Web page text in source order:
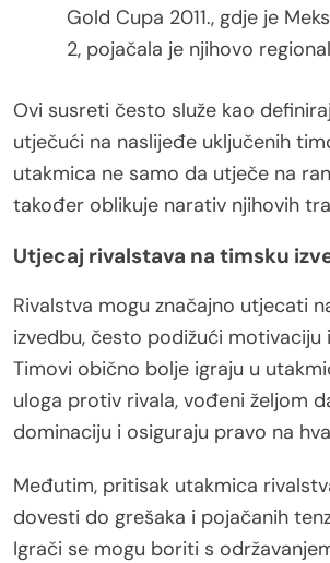
Gold Cupa 2011., gdje je
2, pojačala je njihovo
Ovi susreti često služe kao
utječući na naslijeđe uključenih
utakmica ne samo da utječe na
također oblikuje narativ njihovih
Utjecaj rivalstava na timsku
Rivalstva mogu značajno utjecati
izvedbu, često podižući motivaciju
Timovi obično bolje igraju u
uloga protiv rivala, vođeni željom
dominaciju i osiguraju pravo na
Međutim, pritisak utakmica
dovesti do grešaka i pojačanih
Igrači se mogu boriti s